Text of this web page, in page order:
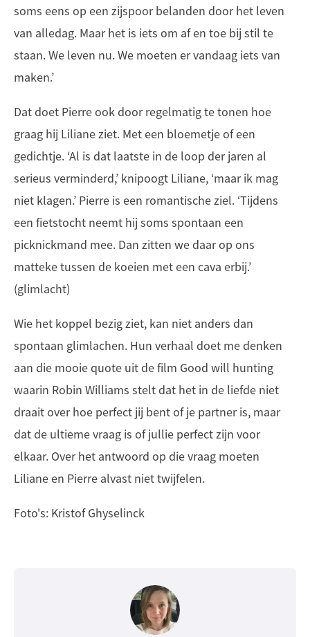
soms eens op een zijspoor belanden door het leven
van alledag. Maar het is iets om af en toe bij stil te
staan. We leven nu. We moeten er vandaag iets van
maken.’
Dat doet Pierre ook door regelmatig te tonen hoe
graag hij Liliane ziet. Met een bloemetje of een
gedichtje. ‘Al is dat laatste in de loop der jaren al
serieus verminderd,’ knipoogt Liliane, ‘maar ik mag
niet klagen.’ Pierre is een romantische ziel. ‘Tijdens
een fietstocht neemt hij soms spontaan een
picknickmand mee. Dan zitten we daar op ons
matteke tussen de koeien met een cava erbij.’
(glimlacht)
Wie het koppel bezig ziet, kan niet anders dan
spontaan glimlachen. Hun verhaal doet me denken
aan die mooie quote uit de film Good will hunting
waarin Robin Williams stelt dat het in de liefde niet
draait over hoe perfect jij bent of je partner is, maar
dat de ultieme vraag is of jullie perfect zijn voor
elkaar. Over het antwoord op die vraag moeten
Liliane en Pierre alvast niet twijfelen.
Foto's: Kristof Ghyselinck